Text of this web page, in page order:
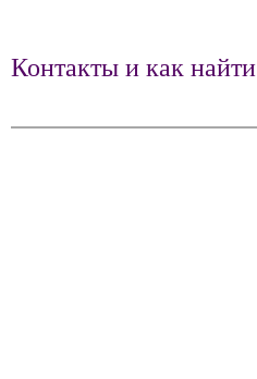
Контакты и как найти